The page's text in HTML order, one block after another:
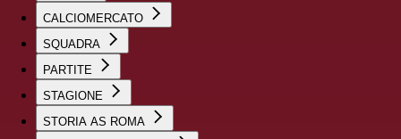
CALCIOMERCATO
SQUADRA
PARTITE
STAGIONE
STORIA AS ROMA